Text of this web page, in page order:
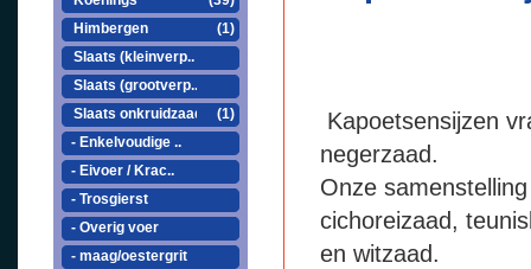
Himbergen
(1)
Slaats (kleinverp..
Slaats (grootverp..
Slaats onkruidzaad
(1)
- Enkelvoudige ..
- Eivoer / Krac..
- Trosgierst
- Overig voer
- maag/oestergrit
Kapoetsensijzen
negerzaad.
Onze
cichoreizaad,
en witzaad.